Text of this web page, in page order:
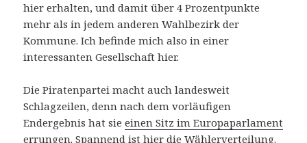
hier erhalten, und damit über 4 Prozentpunkte
mehr als in jedem anderen Wahlbezirk der
Kommune. Ich befinde mich also in einer
interessanten Gesellschaft hier.
Die Piratenpartei macht auch landesweit
Schlagzeilen, denn nach dem vorläufigen
Endergebnis hat sieeinen Sitz im Europaparlament
errungen. Spannend ist hier die Wählerverteilung.